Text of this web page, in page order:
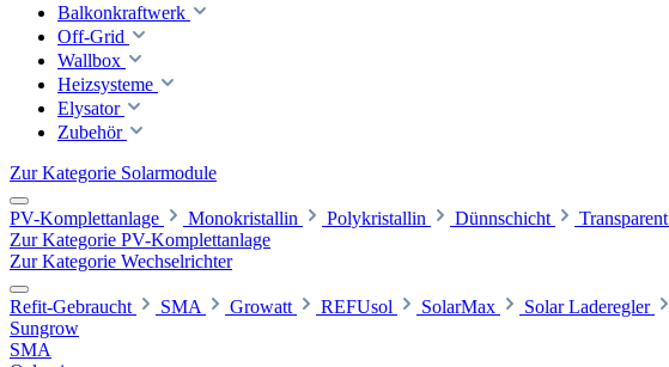
Balkonkraftwerk
Off-Grid
Wallbox
Heizsysteme
Elysator
Zubehör
Zur Kategorie Solarmodule
PV-Komplettanlage Monokristallin Polykristallin Dünnschicht Transparent
Zur Kategorie PV-Komplettanlage
Zur Kategorie Wechselrichter
Refit-Gebraucht SMA Growatt REFUsol SolarMax Solar Laderegler
Sungrow
SMA